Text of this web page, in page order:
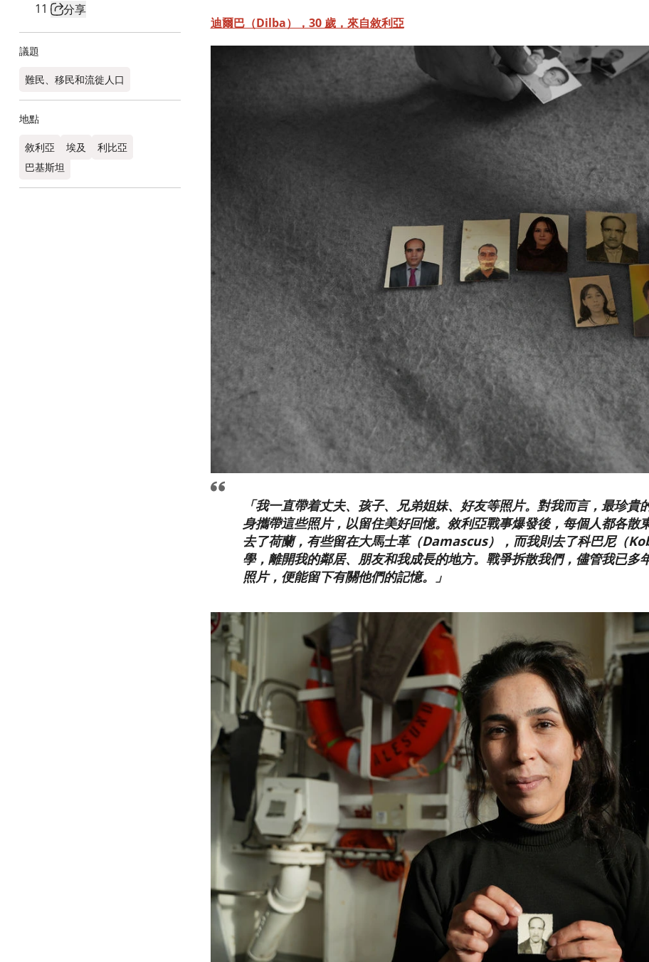
11 分享
議題
難民、移民和流徙人口
地點
敘利亞 埃及
利比亞
巴基斯坦
迪爾巴（Dilba），30 歲，來自敘利亞
「我一直帶着丈夫、孩子、兄弟姐妹、好友等照片。對我而言，最珍貴
身攜帶這些照片，以留住美好回憶。敘利亞戰事爆發後，每個人都各散
去了荷蘭，有些留在大馬士革（Damascus），而我則去了科巴尼（
學，離開我的鄰居、朋友和我成長的地方。戰爭拆散我們，儘管我已多
照片，便能留下有關他們的記憶。」